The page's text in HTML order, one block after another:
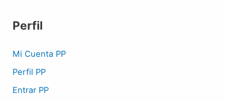
Perfil
Mi Cuenta PP
Perfil PP
Entrar PP